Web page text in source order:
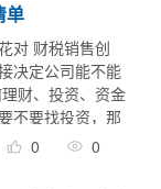
单
对 财税销售创
决定公司能不能
财、投资、资金
不要找投资，那
一件事：一笔
0 0